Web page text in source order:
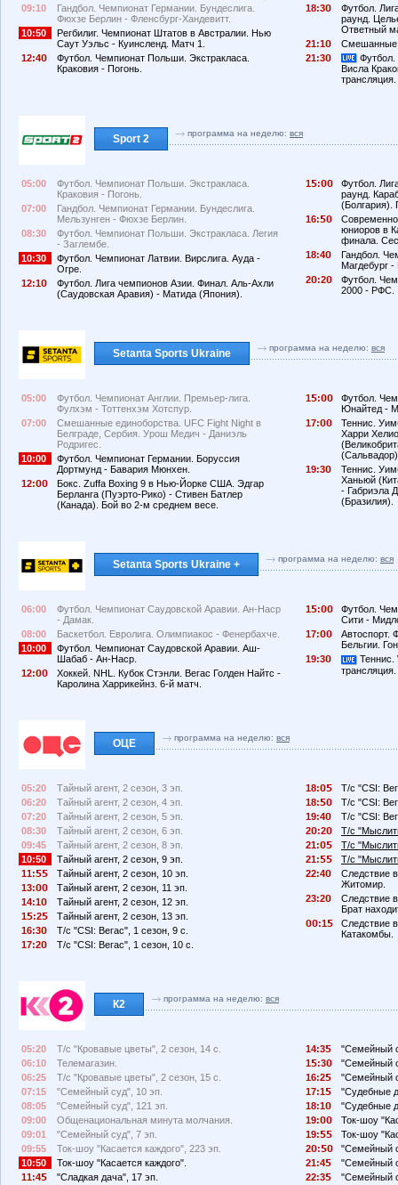
09:10
Гандбол. Чемпионат Германии. Бундеслига.
Фюхзе Берлин - Фленсбург-Хандевитт.
10:50
Регбилиг. Чемпионат Штатов в Австралии. Нью
Саут Уэльс - Куинсленд. Матч 1.
12:4
Футбол. Чемпионат Польши. Экстракласа.
Краковия - Погонь.
18:3
Футбол.
раунд.
Ответный
21:1
Смешанные
21:3
Футбол.
Висла
трансляция.
Sport 2 программа на неделю: вся
05:00
Футбол. Чемпионат Польши. Экстракласа.
Краковия - Погонь.
07:00
Гандбол. Чемпионат Германии. Бундеслига.
Мельзунген - Фюхзе Берлин.
08:30
Футбол. Чемпионат Польши. Экстракласа. Легия
- Заглембе.
10:30
Футбол. Чемпионат Латвии. Вирслига. Ауда -
Огре.
12:1
Футбол. Лига чемпионов Азии. Финал. Аль-Ахли
(Саудовская Аравия) - Матида (Япония).
1 :
Футбол.
раунд.
(Болгария).
16:
юниоров в
финала.
18:4
Гандбол.
Магдебург
2
:2
Футбол.
2000 - РФС.
Setanta Sports Ukraine программа на неделю: вся
05:00
Футбол. Чемпионат Англии. Премьер-лига.
Фулхэм - Тоттенхэм Хотспур.
07:00
Смешанные единоборства. UFC Fight Night в
Белграде, Сербия. Урош Медич - Даниэль
Родригес.
10:00
Футбол. Чемпионат Германии. Боруссия
Дортмунд - Бавария Мюнхен.
12:
Бокс. Zuffa Boxing 9 в Нью-Йорке США. Эдгар
Берланга (Пуэрто-Рико) - Стивен Батлер
(Канада). Бой во 2-м среднем весе.
1 :
Футбол.
Юнайтед -
17:
Теннис.
Харри
19:3
Теннис.
Ханьюй
- Габриэла
(Бразилия).
Setanta Sports Ukraine + программа на неделю: вся
06:00
Футбол. Чемпионат Саудовской Аравии. Ан-Наср
- Дамак.
08:00
Баскетбол. Евролига. Олимпиакос - Фенербахче.
10:00
Футбол. Чемпионат Саудовской Аравии. Аш-
Шабаб - Ан-Наср.
12:
Хоккей. NHL. Кубок Стэнли. Вегас Голден Найтс -
Каролина Харрикейнз. 6-й матч.
1 :
Футбол.
Сити -
17:
Автоспорт.
Бельгии.
19:3
Теннис.
трансляция.
ОЦЕ программа на неделю: вся
05:20
Тайный агент, 2 сезон, 3 эп.
06:20
Тайный агент, 2 сезон, 4 эп.
07:20
Тайный агент, 2 сезон, 5 эп.
08:30
Тайный агент, 2 сезон, 6 эп.
09:45
Тайный агент, 2 сезон, 8 эп.
10:50
Тайный агент, 2 сезон, 9 эп.
11:
Тайный агент, 2 сезон, 10 эп.
13:
Тайный агент, 2 сезон, 11 эп.
14:1
Тайный агент, 2 сезон, 12 эп.
1
:2
Тайный агент, 2 сезон, 13 эп.
16:3
Т/с "CSI: Вегас", 1 сезон, 9 с.
17:2
Т/с "CSI: Вегас", 1 сезон, 10 с.
18:
Т/с "CSI:
18:
Т/с "CSI:
19:4
Т/с "CSI:
2
:2
Т/с
21:
Т/с
21:
Т/с
22:4
Следствие
Житомир.
23:2
Следствие
Брат
:1
Следствие
Катакомбы.
К2 программа на неделю: вся
05:20
Т/с "Кровавые цветы", 2 сезон, 14 с.
06:10
Телемагазин.
06:25
Т/с "Кровавые цветы", 2 сезон, 15 с.
07:15
"Семейный суд", 10 эп.
08:05
"Семейный суд", 121 эп.
09:00
Общенациональная минута молчания.
09:01
"Семейный суд", 7 эп.
09:55
Ток-шоу "Касается каждого", 223 эп.
10:50
Ток-шоу "Касается каждого".
11:4
"Сладкая дача", 17 эп.
14:3
"Семейный
1
:3
"Семейный
16:2
"Семейный
17:1
"Судебные
18:1
"Судебные
19:
Ток-шоу
19:
Ток-шоу
2
:
"Семейный
21:4
"Семейный
22:3
"Семейный